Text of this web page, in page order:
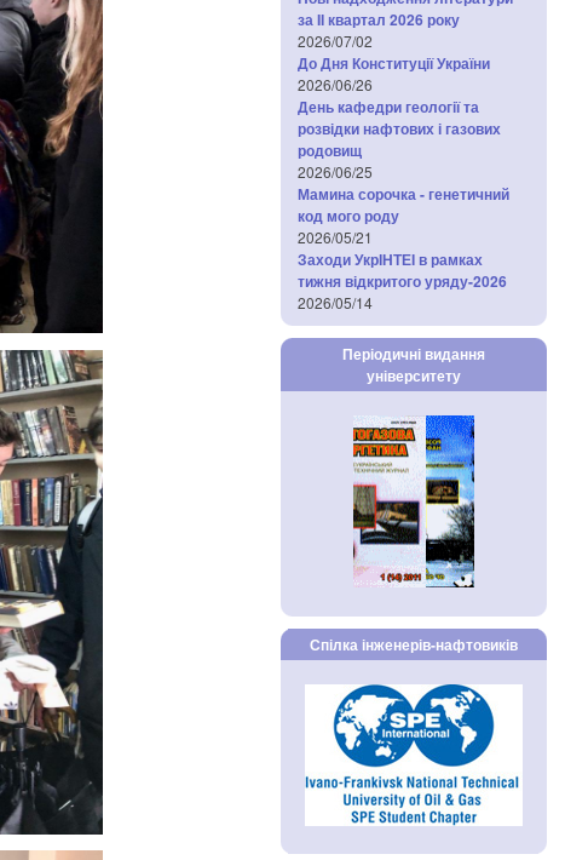
за IІ квартал 2026 року
2026/07/02
До Дня Конституції України
2026/06/26
День кафедри геології та
розвідки нафтових і газових
родовищ
2026/06/25
Мамина сорочка - генетичний
код мого роду
2026/05/21
Заходи УкрІНТЕІ в рамках
тижня відкритого уряду-2026
2026/05/14
Періодичні видання
університету
Спілка інженерів-нафтовиків